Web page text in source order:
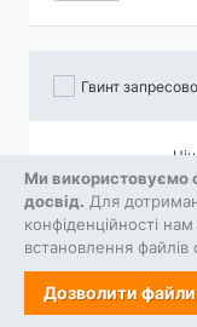
Ми
досвід. Для
конфіденційності
встановлення файлів
Дозволити
Гвинт
Вага
0.000 кг